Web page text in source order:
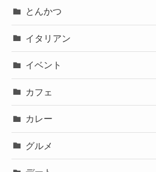
とんかつ
イタリアン
イベント
カフェ
カレー
グルメ